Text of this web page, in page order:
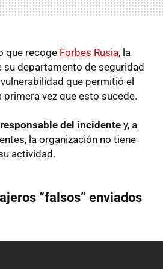
que recoge Forbes Rusia, la
su departamento de seguridad
que permitió el
primera vez que esto sucede.
del incidente y, a
la organización no tiene
actividad.
“falsos” enviados